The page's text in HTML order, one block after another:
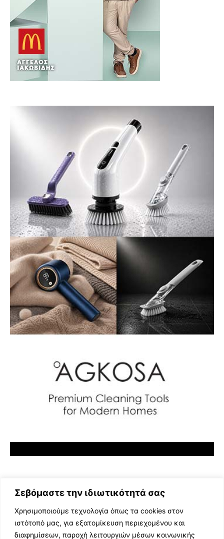
Σεβόμαστε την ιδιωτικότητά σας
Χρησιμοποιούμε τεχνολογία όπως τα cookies στον
ιστότοπό μας, για εξατομίκευση περιεχομένου και
διαφημίσεων, παροχή λειτουργιών μέσων κοινωνικής